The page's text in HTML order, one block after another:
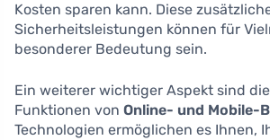
Kosten sparen kann. Diese
Sicherheitsleistungen können für
besonderer Bedeutung sein.
Ein weiterer wichtiger Aspekt sind
Funktionen von Online- und Mobile-
Technologien ermöglichen es Ihnen,